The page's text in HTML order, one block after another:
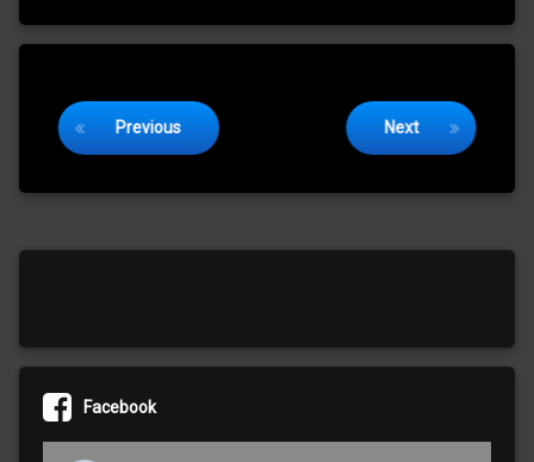
Previous Next
Facebook